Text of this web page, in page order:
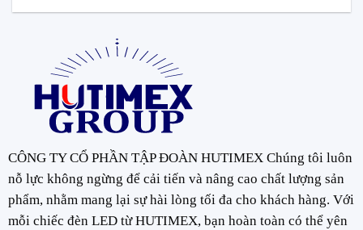
CÔNG TY CỔ PHẦN TẬP ĐOÀN HUTIMEX Chúng tôi luôn
nỗ lực không ngừng để cải tiến và nâng cao chất lượng sản
phẩm, nhằm mang lại sự hài lòng tối đa cho khách hàng. Với
mỗi chiếc đèn LED từ HUTIMEX, bạn hoàn toàn có thể yên